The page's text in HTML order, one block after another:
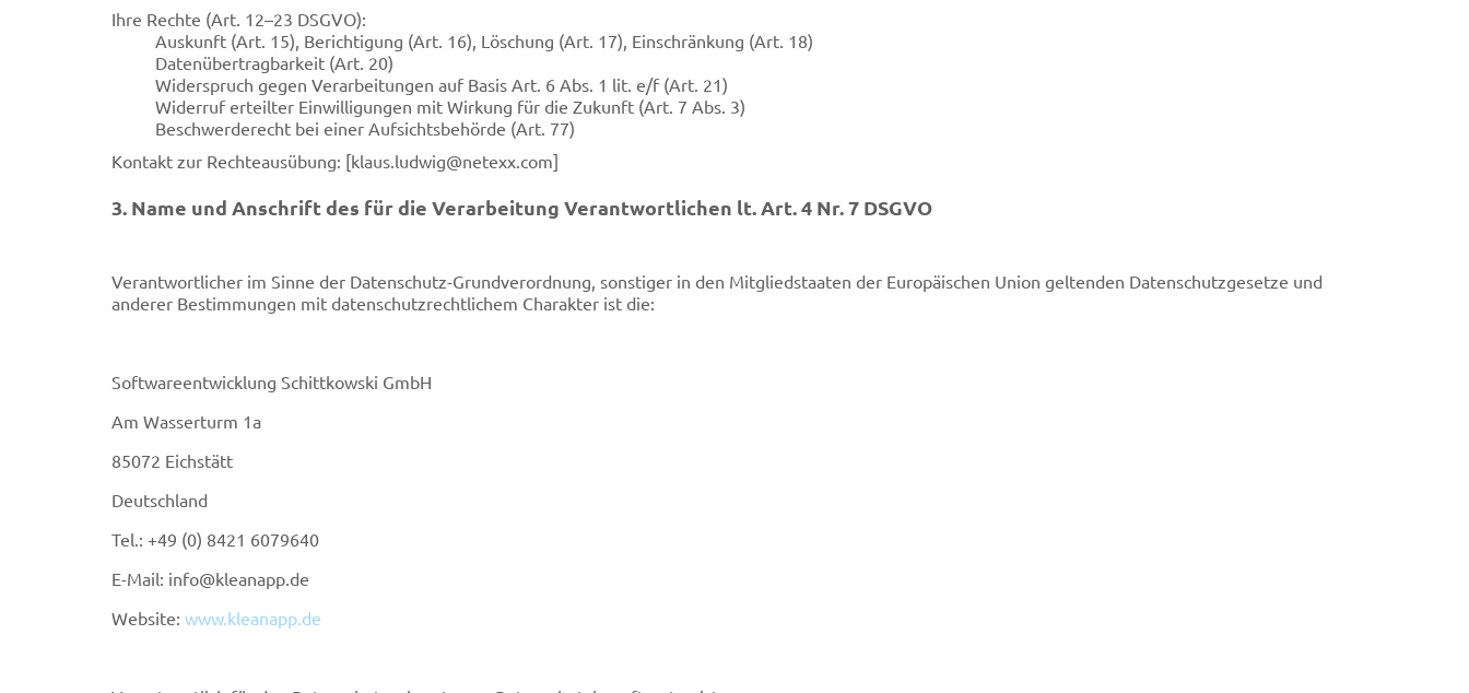
Ihre Rechte (Art. 12–23 DSGVO):
Auskunft (Art. 15), Berichtigung (Art. 16), Löschung (Art. 17), Einschränkung (Art. 18)
Datenübertragbarkeit (Art. 20)
Widerspruch gegen Verarbeitungen auf Basis Art. 6 Abs. 1 lit. e/f (Art. 21)
Widerruf erteilter Einwilligungen mit Wirkung für die Zukunft (Art. 7 Abs. 3)
Beschwerderecht bei einer Aufsichtsbehörde (Art. 77)
Kontakt zur Rechteausübung: [klaus.ludwig@netexx.com]
3. Name und Anschrift des für die Verarbeitung Verantwortlichen lt. Art. 4 Nr. 7 DSGVO
Verantwortlicher im Sinne der Datenschutz-Grundverordnung, sonstiger in den Mitgliedstaaten der Europäischen Union geltenden Datenschutzgesetze und
anderer Bestimmungen mit datenschutzrechtlichem Charakter ist die:
Softwareentwicklung Schittkowski GmbH
Am Wasserturm 1a
85072 Eichstätt
Deutschland
Tel.: +49 (0) 8421 6079640
E-Mail: info@kleanapp.de
Website: www.kleanapp.de